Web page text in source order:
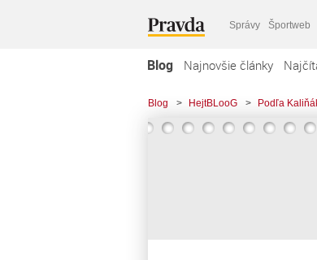
Správy Športweb
Blog Najnovšie články
Blog > HejtBLooG > Podľa